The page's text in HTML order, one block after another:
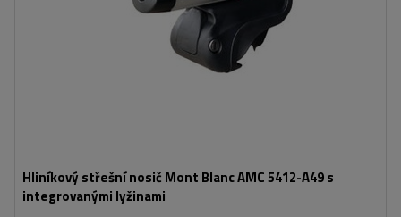
Hliníkový střešní nosič Mont Blanc AMC 5412-A49 s
integrovanými lyžinami